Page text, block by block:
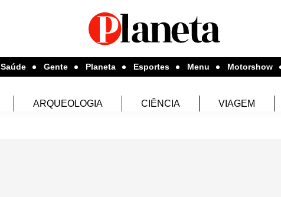
Saúde Gente Planeta Esportes Menu Motorshow
ARQUEOLOGIA CIÊNCIA VIAGEM